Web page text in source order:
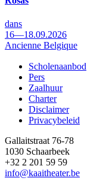
dans
16—18.09.2026
Ancienne Belgique
Footer
Scholenaanbod
Pers
Zaalhuur
Charter
Disclaimer
Privacybeleid
Gallaitstraat 76-78
1030 Schaarbeek
+32 2 201 59 59
info@kaaitheater.be